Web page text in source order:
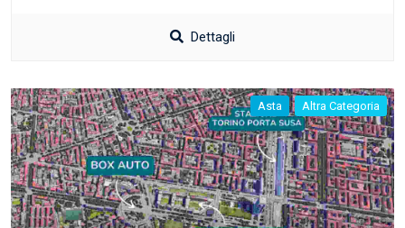
Dettagli
Asta Altra Categoria